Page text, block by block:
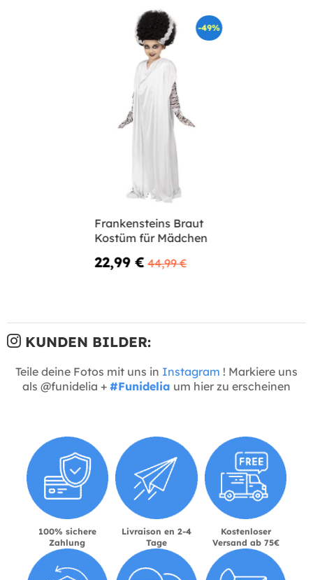
-49%
Frankensteins Braut
Kostüm für Mädchen
22,99 € 44,99 €
KUNDEN BILDER:
Teile deine Fotos mit uns in Instagram ! Markiere uns
als @funidelia + #Funidelia um hier zu erscheinen
100% sichere
Zahlung
Livraison en 2-4
Tage
Kostenloser
Versand ab 75€